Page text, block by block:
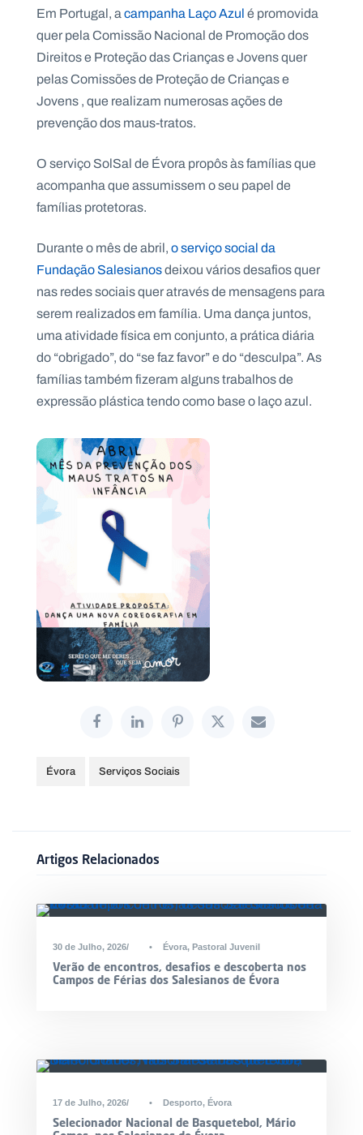
Em Portugal, acampanha Laço Azulé promovida
quer pela Comissão Nacional de Promoção dos
Direitos e Proteção das Crianças e Jovens quer
pelas Comissões de Proteção de Crianças e
Jovens , que realizam numerosas ações de
prevenção dos maus-tratos.
O serviço SolSal de Évora propôs às famílias que
acompanha que assumissem o seu papel de
famílias protetoras.
Durante o mês de abril,o serviço social da
Fundação Salesianosdeixou vários desafios quer
nas redes sociais quer através de mensagens para
serem realizados em família. Uma dança juntos,
uma atividade física em conjunto, a prática diária
do “obrigado”, do “se faz favor” e do “desculpa”. As
famílias também fizeram alguns trabalhos de
expressão plástica tendo como base o laço azul.
Évora Serviços Sociais
Artigos Relacionados
30 de Julho, 2026 • Évora, Pastoral Juvenil
Verão de encontros, desafios e descoberta nos
Campos de Férias dos Salesianos de Évora
17 de Julho, 2026 • Desporto, Évora
Selecionador Nacional de Basquetebol, Mário
n
o
s
.
t
e
d
a
n
t
a
c
t
N
e
w
l
e
tt
e
r